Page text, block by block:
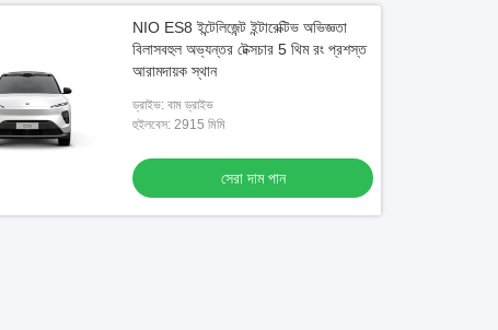
NIO ES8 ইন্টেলিজেন্ট ইন্টারেক্টিভ অভিজ্ঞতা
বিলাসবহুল অভ্যন্তর টেক্সচার 5 থিম রং প্রশস্ত
আরামদায়ক স্থান
ড্রাইভ: বাম ড্রাইভ
হুইলবেস: 2915 মিমি
সেরা দাম পান